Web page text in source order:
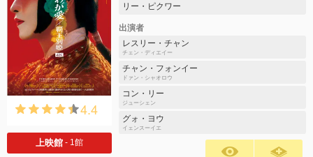
4.4
上映館 - 1館
リー・ピクワー
出演者
レスリー・チャン
チェン・ディエイー
チャン・フォンイー
ドァン・シャオロウ
コン・リー
ジューシェン
グォ・ヨウ
イェンスーイエ